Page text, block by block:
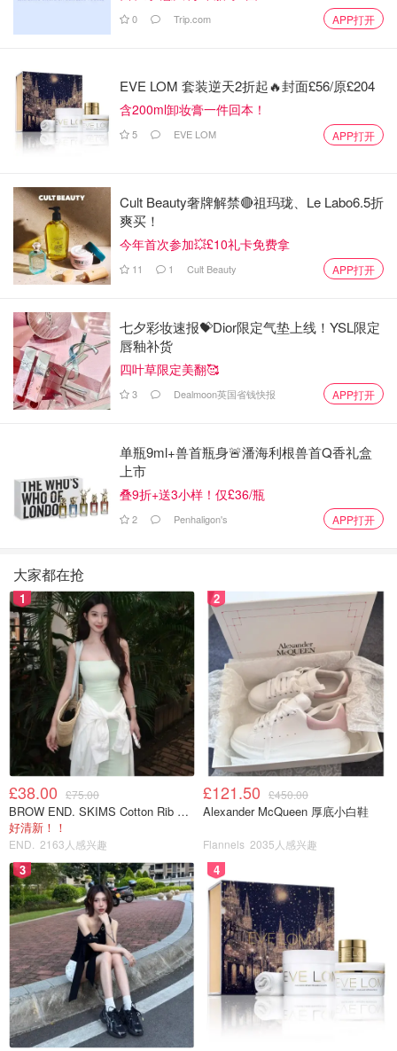
5️⃣Elemis洁面膏，100克/64刀。有点冲的精油味，不会像
eve lom那样有小颗粒。其他也都不错。
6️⃣小蜜蜂洁面油177.4ml/15.99刀。主打植物油和天然抗氧
化成分，味道宜人，比较实惠，洗净后有较明显的滑感，追
求“洗净感”的人可能会有心理障碍。
0 Trip.com APP打开
EVE LOM 套装逆天2折起🔥封面£56/原£204
含200ml卸妆膏一件回本！
5 EVE LOM APP打开
Cult Beauty奢牌解禁🔴祖玛珑、Le Labo6.5折
爽买！
今年首次参加💥£10礼卡免费拿
11 1 Cult Beauty APP打开
七夕彩妆速报💝Dior限定气垫上线！YSL限定
唇釉补货
四叶草限定美翻🥰
3 Dealmoon英国省钱快报 APP打开
单瓶9ml+兽首瓶身🚨潘海利根兽首Q香礼盒
上市
叠9折+送3小样！仅£36/瓶
2 Penhaligon's APP打开
大家都在抢
1
£38.00 £75.00
BROW END. SKIMS Cotton Rib 长款背心连衣裙 薄荷绿
好清新！！
END. 2163人感兴趣
2
£121.50 £450.00
Alexander McQueen 厚底小白鞋
Flannels 2035人感兴趣
3 4